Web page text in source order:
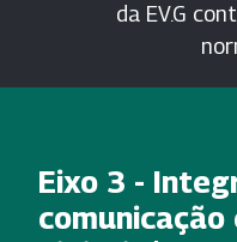
da EV.G
Eixo 3 -